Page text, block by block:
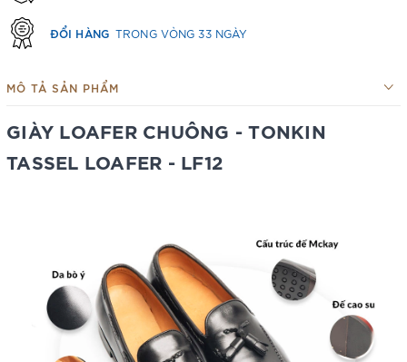
ĐỔI HÀNG TRONG VÒNG 33 NGÀY
MÔ TẢ SẢN PHẨM
GIÀY LOAFER CHUÔNG - TONKIN
TASSEL LOAFER - LF12